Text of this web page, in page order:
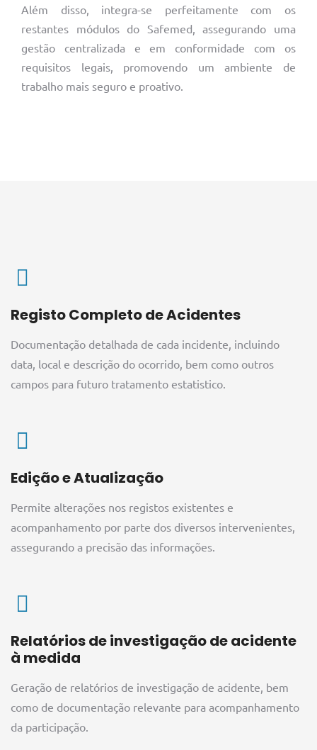
Além disso, integra-se perfeitamente com os
restantes módulos do Safemed, assegurando uma
gestão centralizada e em conformidade com os
requisitos legais, promovendo um ambiente de
trabalho mais seguro e proativo.
Registo Completo de Acidentes
Documentação detalhada de cada incidente, incluindo
data, local e descrição do ocorrido, bem como outros
campos para futuro tratamento estatistico.
Edição e Atualização
Permite alterações nos registos existentes e
acompanhamento por parte dos diversos intervenientes,
assegurando a precisão das informações.
Relatórios de investigação de acidente
à medida
Geração de relatórios de investigação de acidente, bem
como de documentação relevante para acompanhamento
da participação.